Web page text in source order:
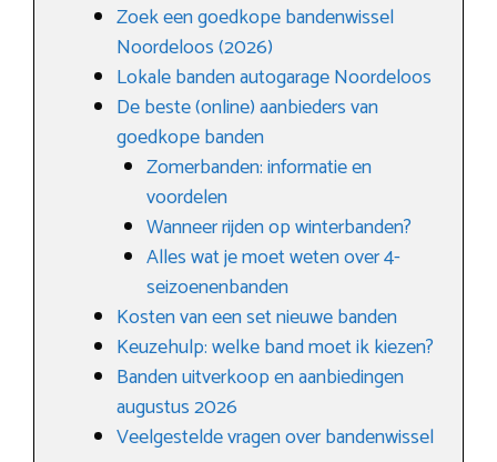
Zoek een goedkope bandenwissel
Noordeloos (2026)
Lokale banden autogarage Noordeloos
De beste (online) aanbieders van
goedkope banden
Zomerbanden: informatie en
voordelen
Wanneer rijden op winterbanden?
Alles wat je moet weten over 4-
seizoenenbanden
Kosten van een set nieuwe banden
Keuzehulp: welke band moet ik kiezen?
Banden uitverkoop en aanbiedingen
augustus 2026
Veelgestelde vragen over bandenwissel